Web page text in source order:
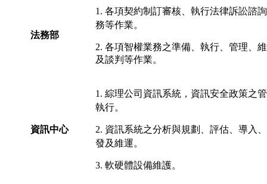
法務部
1. 各項契約制訂審核、執行法律訴訟諮
務等作業。
2. 各項智權業務之準備、執行、管理、
及談判等作業。
資訊中心
1. 綜理公司資訊系統，資訊安全政策之
執行。
2. 資訊系統之分析與規劃、評估、導入
發及維運。
3. 軟硬體設備維護。